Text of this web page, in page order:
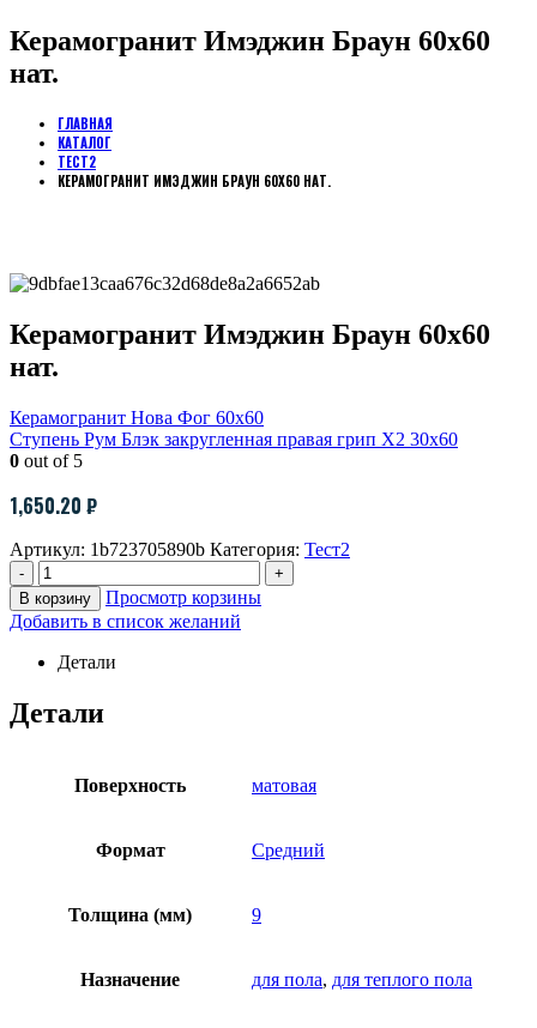
Керамогранит Имэджин Браун 60х60
нат.
ГЛАВНАЯ
КАТАЛОГ
ТЕСТ2
КЕРАМОГРАНИТ ИМЭДЖИН БРАУН 60Х60 НАТ.
Керамогранит Имэджин Браун 60х60
нат.
Керамогранит Нова Фог 60х60
Ступень Рум Блэк закругленная правая грип Х2 30х60
0 out of 5
1,650.20 ₽
Артикул: 1b723705890b Категория: Тест2
-
+
В корзину
Просмотр корзины
Добавить в список желаний
Детали
Детали
Поверхность матовая
Формат Средний
Толщина (мм) 9
Назначение для пола, для теплого пола